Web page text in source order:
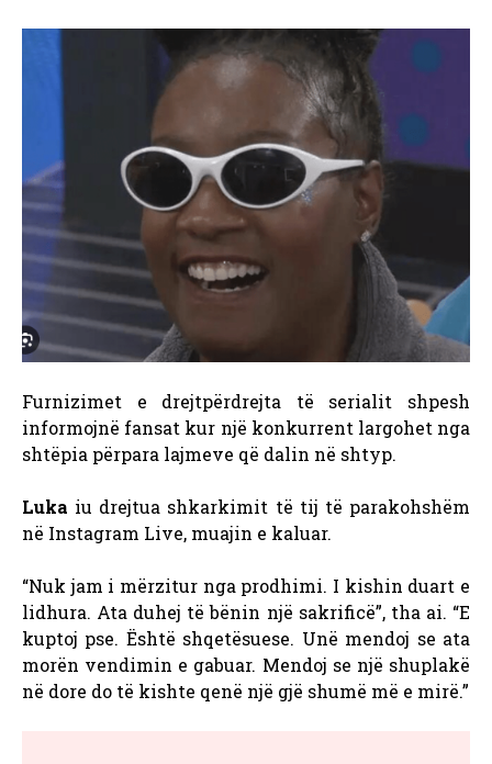
Furnizimet e drejtpërdrejta të serialit shpesh
informojnë fansat kur një konkurrent largohet nga
shtëpia përpara lajmeve që dalin në shtyp.
Luka iu drejtua shkarkimit të tij të parakohshëm
në Instagram Live, muajin e kaluar.
“Nuk jam i mërzitur nga prodhimi. I kishin duart e
lidhura. Ata duhej të bënin një sakrificë”, tha ai. “E
kuptoj pse. Është shqetësuese. Unë mendoj se ata
morën vendimin e gabuar. Mendoj se një shuplakë
në dore do të kishte qenë një gjë shumë më e mirë.”